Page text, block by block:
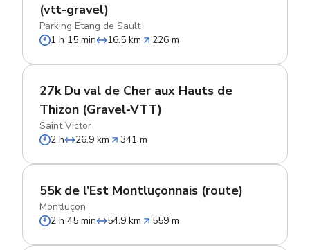
(vtt-gravel)
Parking Etang de Sault
1 h 15 min
16.5 km 226 m
27k Du val de Cher aux Hauts de
Thizon (Gravel-VTT)
Saint Victor
2 h
26.9 km 341 m
55k de l'Est Montluçonnais (route)
Montluçon
2 h 45 min
54.9 km 559 m